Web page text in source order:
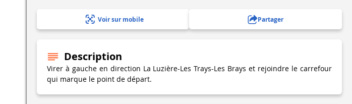
Voir sur mobile Partager
Description
Virer à gauche en direction La Luzière-Les Trays-Les Brays et rejoindre le carrefour
qui marque le point de départ.